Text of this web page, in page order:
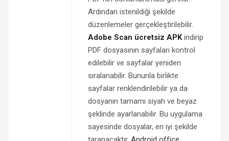
Ardından istenildiği şekilde
düzenlemeler gerçekleştirilebilir.
Adobe Scan ücretsiz APKindirip
PDF dosyasının sayfaları kontrol
edilebilir ve sayfalar yeniden
sıralanabilir. Bununla birlikte
sayfalar renklendirilebilir ya da
dosyanın tamamı siyah ve beyaz
şeklinde ayarlanabilir. Bu uygulama
sayesinde dosyalar, en iyi şekilde